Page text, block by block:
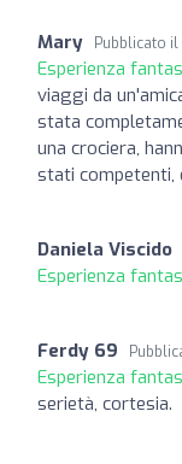
Mary Pubblicato il
Esperienza
viaggi da
stata
una crociera,
stati competenti,
Daniela Viscido
Esperienza
Ferdy 69
Esperienza
serietà, cortesia.